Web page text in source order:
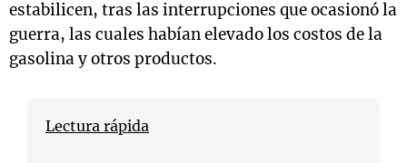
estabilicen, tras las interrupciones que ocasionó la
guerra, las cuales habían elevado los costos de la
gasolina y otros productos.
Lectura rápida